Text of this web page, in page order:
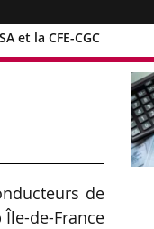
et la CFE-CGC
de
Île-de-France